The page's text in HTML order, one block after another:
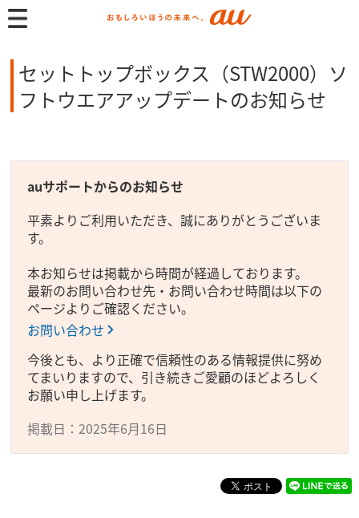
セットトップボックス（STW2000）ソ
フトウエアアップデートのお知らせ
auサポートからのお知らせ
平素よりご利用いただき、誠にありがとうございま
す。
本お知らせは掲載から時間が経過しております。
最新のお問い合わせ先・お問い合わせ時間は以下の
ページよりご確認ください。
お問い合わせ
今後とも、より正確で信頼性のある情報提供に努め
てまいりますので、引き続きご愛顧のほどよろしく
お願い申し上げます。
掲載日：2025年6月16日